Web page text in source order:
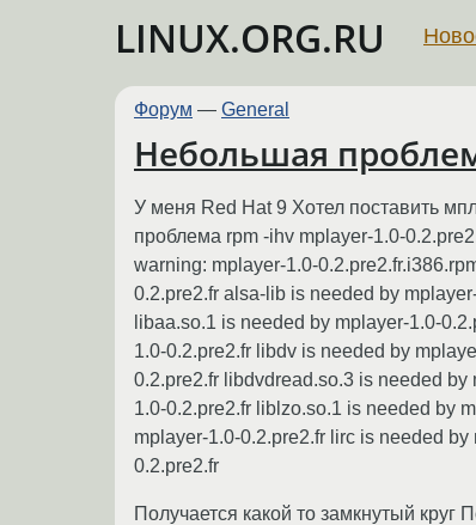
LINUX.ORG.RU
Форум — General
Небольшая
У меня Red Hat 9 Хотел поставить
проблема rpm -ihv mplayer-1.0-
warning: mplayer-1.0-
0.2.pre2.fr alsa-lib is needed by
libaa.so.1 is needed by mplayer-1.0-
1.0-0.2.pre2.fr libdv is needed by
0.2.pre2.fr libdvdread.so.3 is needed
1.0-0.2.pre2.fr liblzo.so.1 is needed by
mplayer-1.0-0.2.pre2.fr lirc is needed
0.2.pre2.fr
Получается какой то замкнутый